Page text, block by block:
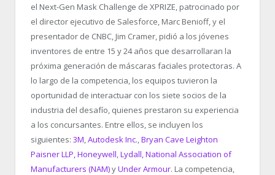
el Next-Gen Mask Challenge de XPRIZE, patrocinado por
el director ejecutivo de Salesforce, Marc Benioff, y el
presentador de CNBC, Jim Cramer, pidió a los jóvenes
inventores de entre 15 y 24 años que desarrollaran la
próxima generación de máscaras faciales protectoras. A
lo largo de la competencia, los equipos tuvieron la
oportunidad de interactuar con los siete socios de la
industria del desafío, quienes prestaron su experiencia
a los concursantes. Entre ellos, se incluyen los
siguientes: 3M,Autodesk Inc.,Bryan Cave Leighton
Paisner LLP,Honeywell,Lydall,National Association of
Manufacturers (NAM)yUnder Armour. La competencia,